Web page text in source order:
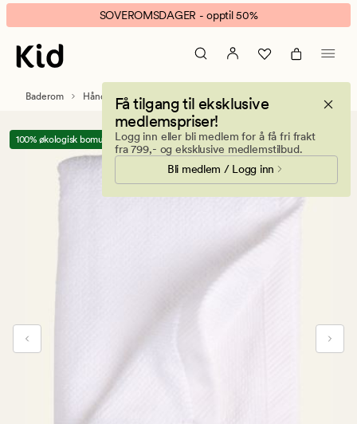
Oliane
Organic
håndkle
hvit
banner.
Klikk
ESCAPE
pause.
SOVEROMSDAGER - opptil 50%
Få tilgang til eksklusive
medlemspriser!
Logg inn eller bli medlem for å få fri frakt
fra 799,- og eksklusive medlemstilbud.
Bli medlem / Logg inn
Baderom Håndklær og kluter Håndklær
100% økologisk bomull